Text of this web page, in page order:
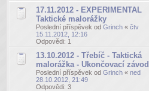
17.11.2012 - EXPERIMENTAL
Taktické malorážky
Poslední příspěvek od Grinch « čtv
15.11.2012, 12:16
Odpovědi: 1
13.10.2012 - Třebíč - Taktická
malorážka - Ukončovací závod
Poslední příspěvek od Grinch « ned
28.10.2012, 21:49
Odpovědi: 3